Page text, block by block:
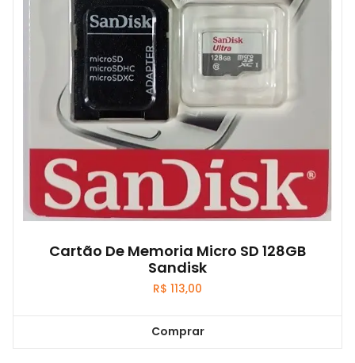
Cartão De Memoria Micro SD 128GB
Sandisk
R$ 113,00
Comprar